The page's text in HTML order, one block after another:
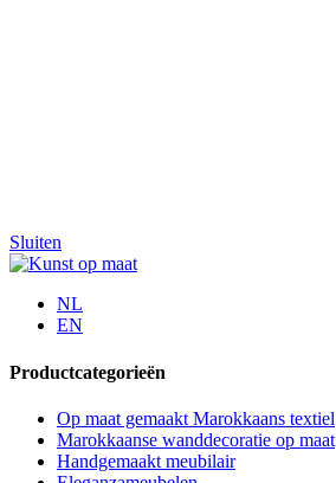
Sluiten
NL
EN
Productcategorieën
Op maat gemaakt Marokkaans textiel
Marokkaanse wanddecoratie op maat
Handgemaakt meubilair